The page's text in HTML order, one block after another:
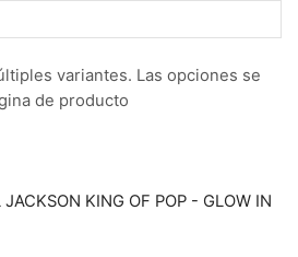
variantes. Las opciones se
de producto